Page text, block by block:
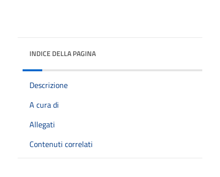
INDICE DELLA PAGINA
Descrizione
A cura di
Allegati
Contenuti correlati